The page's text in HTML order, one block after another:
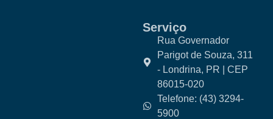
Serviço
Rua Governador
Parigot de Souza, 311
- Londrina, PR | CEP
86015-020
Telefone: (43) 3294-
5900